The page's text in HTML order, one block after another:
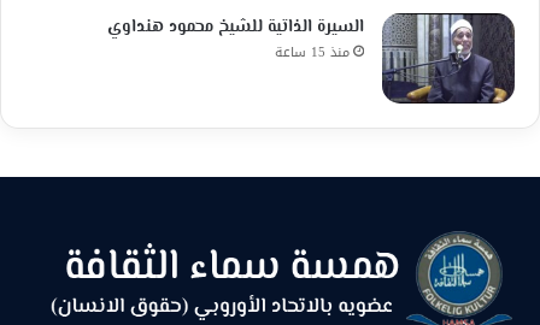
السيرة الذاتية للشيخ محمود هنداوي
منذ 15 ساعة